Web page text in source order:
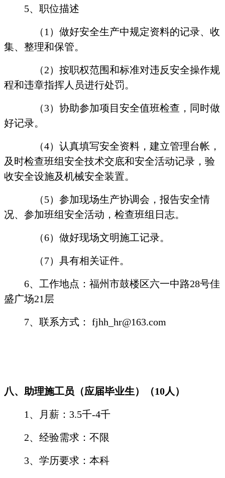
5、职位描述
（1 ）做好安全生产中规定资料的记录、收
集、整理和保管。
（2）按职权范围和标准对违反安全操作规
程和违章指挥人员进行处罚。
（3）协助参加项目安全值班检查，同时做
好记录。
（4）认真填写安全资料，建立管理台帐，
及时检查班组安全技术交底和安全活动记录，验
收安全设施及机械安全装置。
（5）参加现场生产协调会，报告安全情
况、参加班组安全活动，检查班组日志。
（6）做好现场文明施工记录。
（7）具有相关证件。
6、工作地点：福州市鼓楼区六一中路28号佳
盛广场21 层
7、联系方式： fjhh_hr@163.com
八、助理施工员（应届毕业生）（10人）
1 、月薪： 3.5千-4千
2、经验需求：不限
3、学历要求：本科